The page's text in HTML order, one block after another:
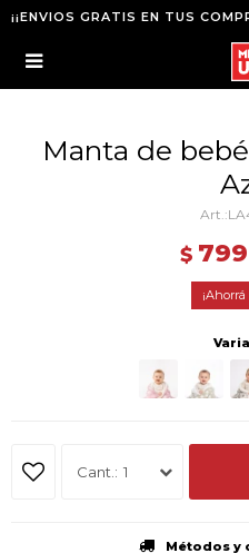
¡¡ENVIOS GRATIS EN TUS

Manta de
$ 799
1
Métodos y